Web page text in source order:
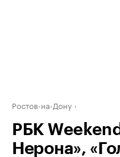
Ростов-на-Дону
РБК
Нерона»,